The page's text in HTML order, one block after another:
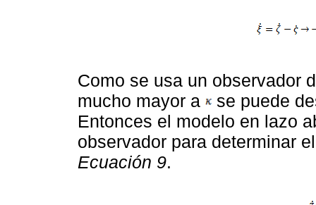
Como se usa un observador
mucho mayor a
se puede
Entonces el modelo en lazo
observador para determinar
Ecuación 9.